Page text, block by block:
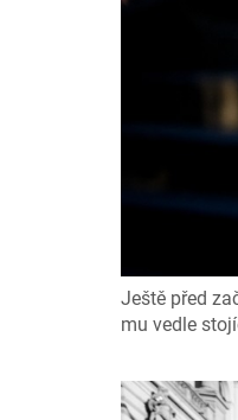
Ještě před
mu vedle